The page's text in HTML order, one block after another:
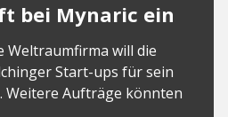
bei Mynaric ein
Weltraumfirma will die
Start-ups für sein
Weitere Aufträge könnten